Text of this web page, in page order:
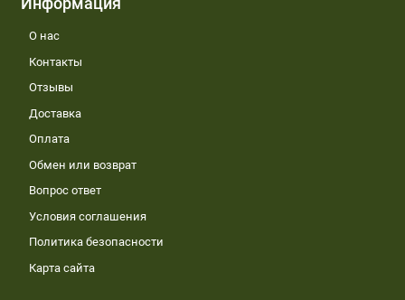
О нас
Контакты
Отзывы
Доставка
Оплата
Обмен или возврат
Вопрос ответ
Условия соглашения
Политика безопасности
Карта сайта